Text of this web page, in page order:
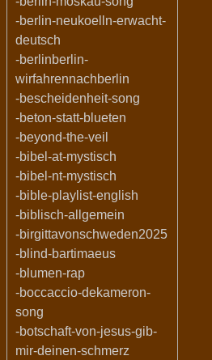
-berlin-neukoelln-erwacht-
deutsch
-berlinberlin-
wirfahrennachberlin
-bescheidenheit-song
-beton-statt-blueten
-beyond-the-veil
-bibel-at-mystisch
-bibel-nt-mystisch
-bible-playlist-english
-biblisch-allgemein
-birgittavonschweden2025
-blind-bartimaeus
-blumen-rap
-boccaccio-dekameron-
song
-botschaft-von-jesus-gib-
mir-deinen-schmerz